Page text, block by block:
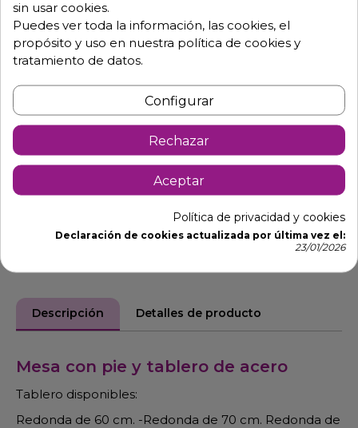
Consulta tus dudas con nosotros.
976 25 59 91
info@hosdecora.com
Hablemos
Pide tu presupuesto
Descripción Detalles de producto
Mesa con pie y tablero de acero
Tablero disponibles:
Redonda de 60 cm. -Redonda de 70 cm. Redonda de
sin usar cookies.
Puedes ver toda la información, las cookies, el
propósito y uso en nuestra política de cookies y
tratamiento de datos.
Configurar
Rechazar
Aceptar
Política de privacidad y cookies
Declaración de cookies actualizada por última vez el:
23/01/2026